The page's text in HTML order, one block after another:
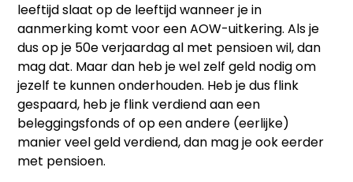
leeftijd slaat op de leeftijd wanneer je in
aanmerking komt voor een AOW-uitkering. Als je
dus op je 50e verjaardag al met pensioen wil, dan
mag dat. Maar dan heb je wel zelf geld nodig om
jezelf te kunnen onderhouden. Heb je dus flink
gespaard, heb je flink verdiend aan een
beleggingsfonds of op een andere (eerlijke)
manier veel geld verdiend, dan mag je ook eerder
met pensioen.